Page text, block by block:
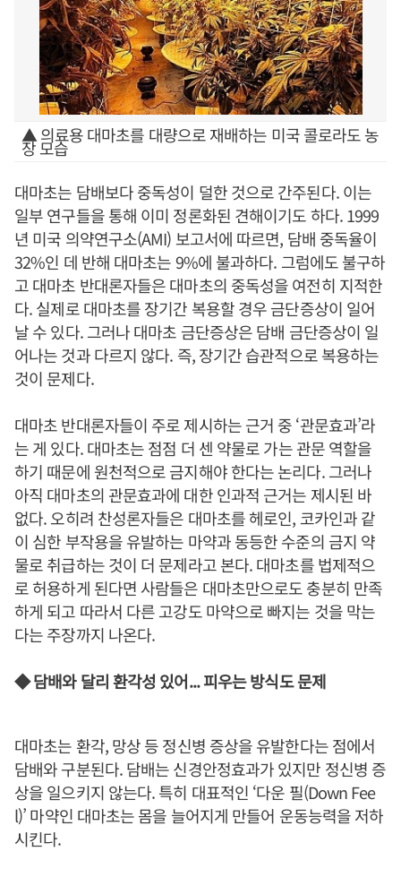
▲ 의료용 대마초를 대량으로 재배하는 미국 콜로라도 농
장 모습
대마초는 담배보다 중독성이 덜한 것으로 간주된다. 이는
일부 연구들을 통해 이미 정론화된 견해이기도 하다. 1999
년 미국 의약연구소(AMI) 보고서에 따르면, 담배 중독율이
32%인 데 반해 대마초는 9%에 불과하다. 그럼에도 불구하
고 대마초 반대론자들은 대마초의 중독성을 여전히 지적한
다. 실제로 대마초를 장기간 복용할 경우 금단증상이 일어
날 수 있다. 그러나 대마초 금단증상은 담배 금단증상이 일
어나는 것과 다르지 않다. 즉, 장기간 습관적으로 복용하는
것이 문제다.
대마초 반대론자들이 주로 제시하는 근거 중 ‘관문효과’라
는 게 있다. 대마초는 점점 더 센 약물로 가는 관문 역할을
하기 때문에 원천적으로 금지해야 한다는 논리다. 그러나
아직 대마초의 관문효과에 대한 인과적 근거는 제시된 바
없다. 오히려 찬성론자들은 대마초를 헤로인, 코카인과 같
이 심한 부작용을 유발하는 마약과 동등한 수준의 금지 약
물로 취급하는 것이 더 문제라고 본다. 대마초를 법제적으
로 허용하게 된다면 사람들은 대마초만으로도 충분히 만족
하게 되고 따라서 다른 고강도 마약으로 빠지는 것을 막는
다는 주장까지 나온다.
◆ 담배와 달리 환각성 있어... 피우는 방식도 문제
대마초는 환각, 망상 등 정신병 증상을 유발한다는 점에서
담배와 구분된다. 담배는 신경안정효과가 있지만 정신병 증
상을 일으키지 않는다. 특히 대표적인 ‘다운 필(Down Fee
l)’ 마약인 대마초는 몸을 늘어지게 만들어 운동능력을 저하
시킨다.